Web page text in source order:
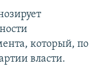
который, по
власти.